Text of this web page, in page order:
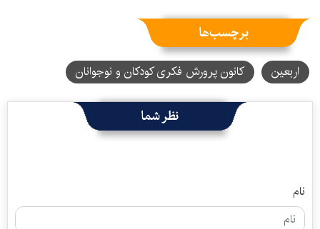
برچسب‌ها
اربعین کانون پرورش فکری کودکان و نوجوانان
نظر شما
نام